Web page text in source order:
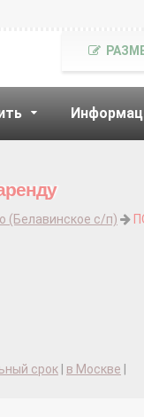
(Белавинское с/п)
срок в Москве